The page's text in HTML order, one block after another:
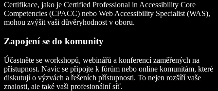
Certifikace, jako je Certified Professional in Accessibility Core
Competencies (CPACC) nebo Web Accessibility Specialist (WAS),
mohou zvýšit vaši důvěryhodnost v oboru.
Zapojení se do komunity
Účastněte se workshopů, webinářů a konferencí zaměřených na
přístupnost. Navíc se připojte k fórům nebo online komunitám, které
diskutují o výzvách a řešeních přístupnosti. To nejen rozšíří vaše
znalosti, ale také vaši profesionální síť.